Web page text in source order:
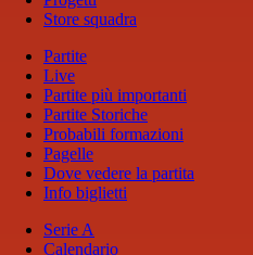
Store squadra
Partite
Live
Partite più importanti
Partite Storiche
Probabili formazioni
Pagelle
Dove vedere la partita
Info biglietti
Serie A
Calendario